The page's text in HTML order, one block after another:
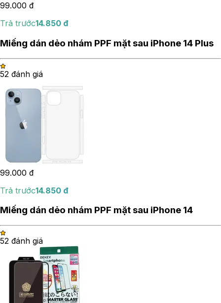
99.000 đ
Trả trước14.850 đ
Miếng dán dẻo nhám PPF mặt sau iPhone 14 Plus
52 đánh giá
99.000 đ
Trả trước14.850 đ
Miếng dán dẻo nhám PPF mặt sau iPhone 14
52 đánh giá